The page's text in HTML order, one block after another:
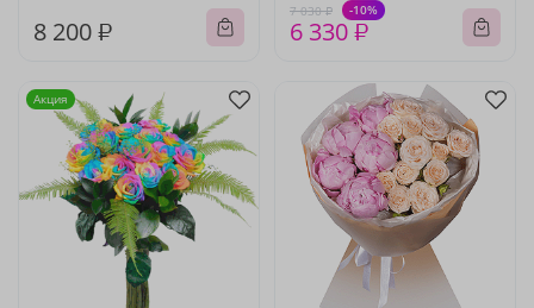
8 200 ₽
7 030 ₽ -10%
6 330 ₽
Акция